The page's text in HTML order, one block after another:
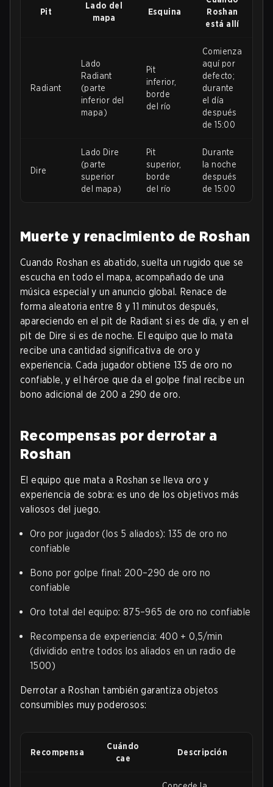
Pit
Lado del
mapa
Esquina
Roshan
está allí
Radiant
Lado
Radiant
(parte
inferior del
mapa)
Pit
inferior,
borde
del río
Comienza
aquí por
defecto;
durante
el día
después
de 15:00
Dire
Lado Dire
(parte
superior
del mapa)
Pit
superior,
borde
del río
Durante
la noche
después
de 15:00
Muerte y renacimiento de Roshan
Cuando Roshan es abatido, suelta un rugido que se
escucha en todo el mapa, acompañado de una
música especial y un anuncio global. Renace de
forma aleatoria entre 8 y 11 minutos después,
apareciendo en el pit de Radiant si es de día, y en el
pit de Dire si es de noche. El equipo que lo mata
recibe una cantidad significativa de oro y
experiencia. Cada jugador obtiene 135 de oro no
confiable, y el héroe que da el golpe final recibe un
bono adicional de 200 a 290 de oro.
Recompensas por derrotar a
Roshan
El equipo que mata a Roshan se lleva oro y
experiencia de sobra: es uno de los objetivos más
valiosos del juego.
Oro por jugador (los 5 aliados): 135 de oro no
confiable
Bono por golpe final: 200–290 de oro no
confiable
Oro total del equipo: 875–965 de oro no confiable
Recompensa de experiencia: 400 + 0,5/min
(dividido entre todos los aliados en un radio de
1500)
Derrotar a Roshan también garantiza objetos
consumibles muy poderosos:
Recompensa
Cuándo
cae
Descripción